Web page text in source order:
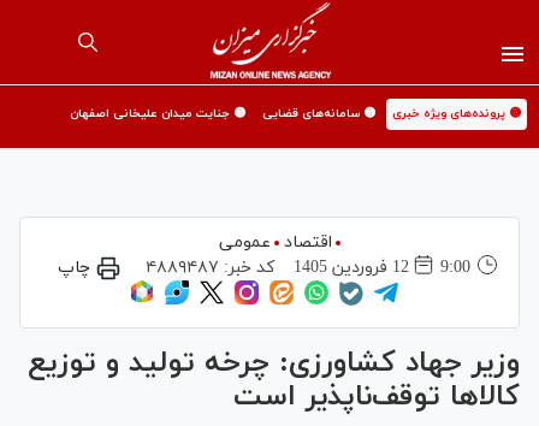
🟡 پرونده‌های ویژه خبری 🟡 سامانه‌های قضایی 🟡 جنایت میدان علیخانی اصفهان
اقتصاد
عمومی
9:00
12 فروردين 1405 کد خبر: ۴۸۸۹۴۸۷ چاپ
وزیر جهاد کشاورزی: چرخه تولید و توزیع
کالا‌ها توقف‌ناپذیر است